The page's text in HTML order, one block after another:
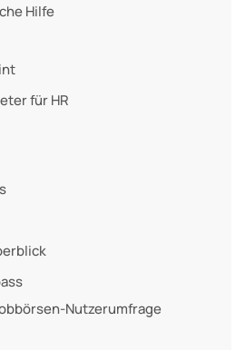
Hilfe
für HR
Nutzerumfrage